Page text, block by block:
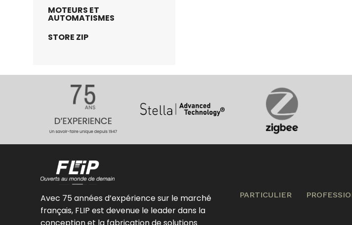
MOTEURS ET
AUTOMATISMES
STORE ZIP
Avec 75 années d’expérience sur le marché
français, FLIP est devenue le leader dans la
PARTICULIER